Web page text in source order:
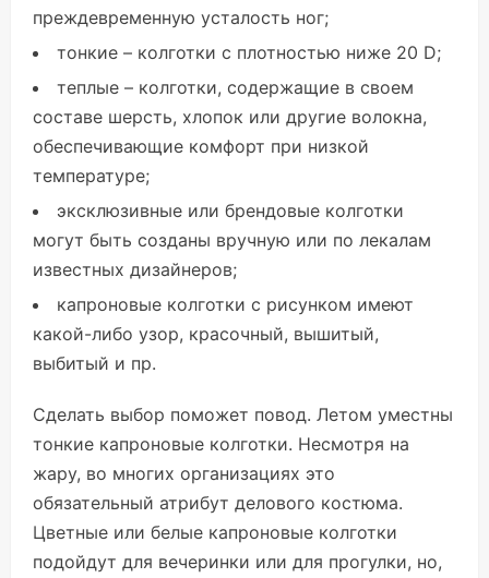
преждевременную усталость ног;
тонкие – колготки с плотностью ниже 20 D;
теплые – колготки, содержащие в своем
составе шерсть, хлопок или другие волокна,
обеспечивающие комфорт при низкой
температуре;
эксклюзивные или брендовые колготки
могут быть созданы вручную или по лекалам
известных дизайнеров;
капроновые колготки с рисунком имеют
какой-либо узор, красочный, вышитый,
выбитый и пр.
Сделать выбор поможет повод. Летом уместны
тонкие капроновые колготки. Несмотря на
жару, во многих организациях это
обязательный атрибут делового костюма.
Цветные или белые капроновые колготки
подойдут для вечеринки или для прогулки, но,